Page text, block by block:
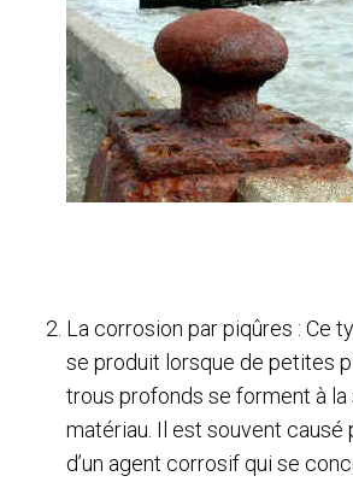
La corrosion par piqûres : Ce
se produit lorsque de petites
trous profonds se forment à la
matériau. Il est souvent causé
d’un agent corrosif qui se